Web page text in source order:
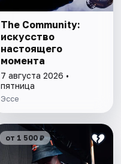
The Community:
искусство
настоящего
момента
7 августа 2026 •
пятница
Эссе
от 1 500 ₽